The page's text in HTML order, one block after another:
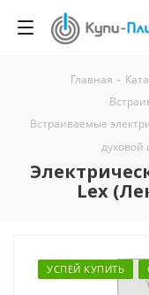
Главная -
Встраиваемые
духовой
Lex
УСПЕЙ КУПИТЬ